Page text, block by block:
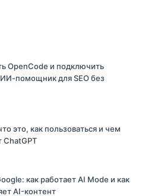
OpenCode и подключить
помощник для SEO без
это, как пользоваться и чем
ChatGPT
как работает AI Mode и как
AI-контент